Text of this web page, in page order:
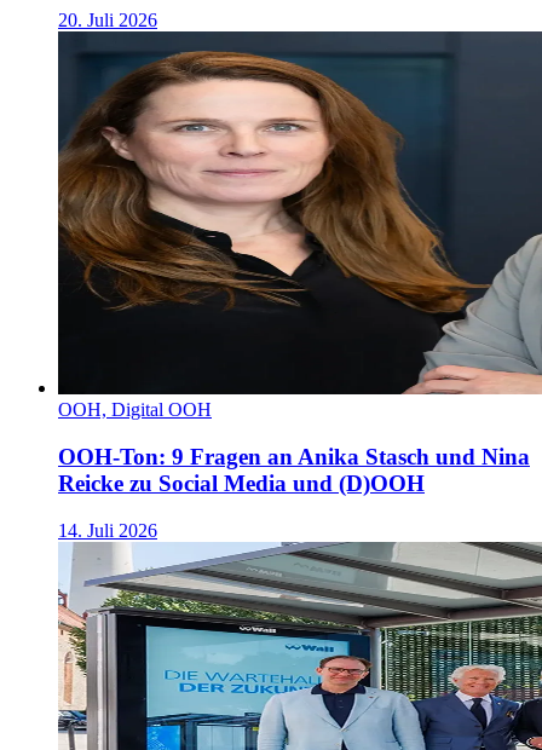
20. Juli 2026
OOH, Digital OOH
OOH-Ton: 9 Fragen an Anika Stasch und Nina
Reicke zu Social Media und (D)OOH
14. Juli 2026